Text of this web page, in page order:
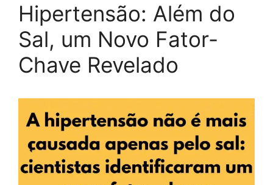
Hipertensão: Além do
Sal, um Novo Fator-
Chave Revelado